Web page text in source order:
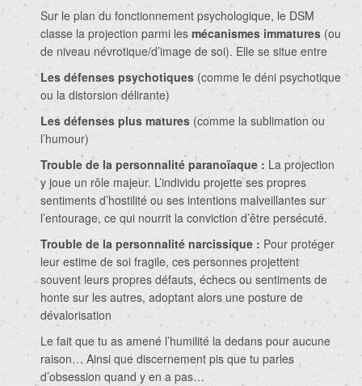
Sur le plan du fonctionnement psychologique, le DSM
classe la projection parmi les mécanismes immatures (ou
de niveau névrotique/d’image de soi). Elle se situe entre
Les défenses psychotiques (comme le déni psychotique
ou la distorsion délirante)
Les défenses plus matures (comme la sublimation ou
l’humour)
Trouble de la personnalité paranoïaque : La projection
y joue un rôle majeur. L’individu projette ses propres
sentiments d’hostilité ou ses intentions malveillantes sur
l’entourage, ce qui nourrit la conviction d’être persécuté.
Trouble de la personnalité narcissique : Pour protéger
leur estime de soi fragile, ces personnes projettent
souvent leurs propres défauts, échecs ou sentiments de
honte sur les autres, adoptant alors une posture de
dévalorisation
Le fait que tu as amené l’humilité la dedans pour aucune
raison… Ainsi que discernement pis que tu parles
d’obsession quand y en a pas…